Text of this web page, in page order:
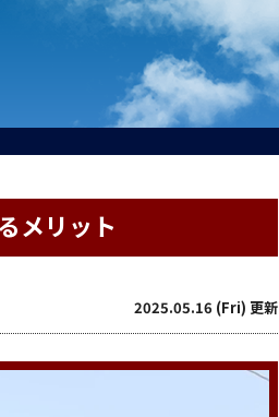
メリット
2025.05.16 (Fri) 更新